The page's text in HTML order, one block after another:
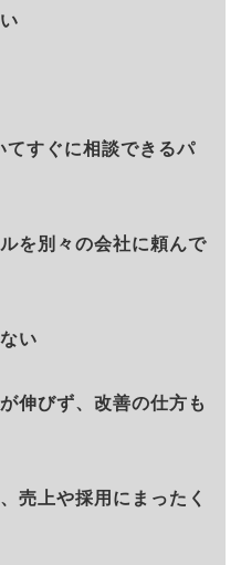
すぐに相談できるパ
を別々の会社に頼んで
い
伸びず、改善の仕方も
売上や採用にまったく